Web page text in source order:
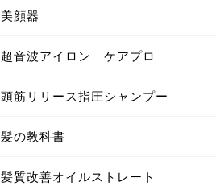
美顔器
超音波アイロン ケアプロ
頭筋リリース指圧シャンプー
髪の教科書
髪質改善オイルストレート